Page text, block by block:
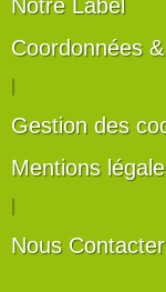
Notre Label
Coordonnées
Gestion des
Mentions
Nous Contacter